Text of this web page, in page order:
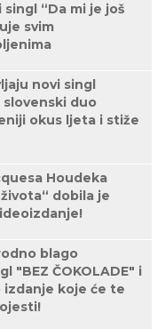
“Da mi je još
svim
novi singl
slovenski duo
okus ljeta i stiže
Houdeka
dobila je
blago
"BEZ ČOKOLADE" i
izdanje koje će te